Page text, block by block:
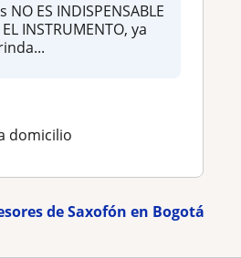
NO ES INDISPENSABLE
INSTRUMENTO, ya
domicilio
de Saxofón en Bogotá